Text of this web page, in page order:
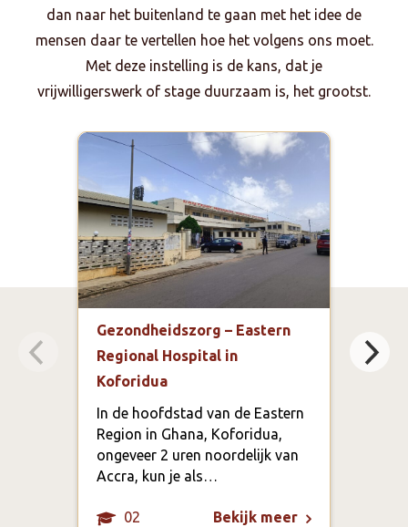
dan naar het buitenland te gaan met het idee de
mensen daar te vertellen hoe het volgens ons moet.
Met deze instelling is de kans, dat je
vrijwilligerswerk of stage duurzaam is, het grootst.
Gezondheidszorg – Eastern
Regional Hospital in
Koforidua
In de hoofdstad van de Eastern
Region in Ghana, Koforidua,
ongeveer 2 uren noordelijk van
Accra, kun je als…
02 Bekijk meer